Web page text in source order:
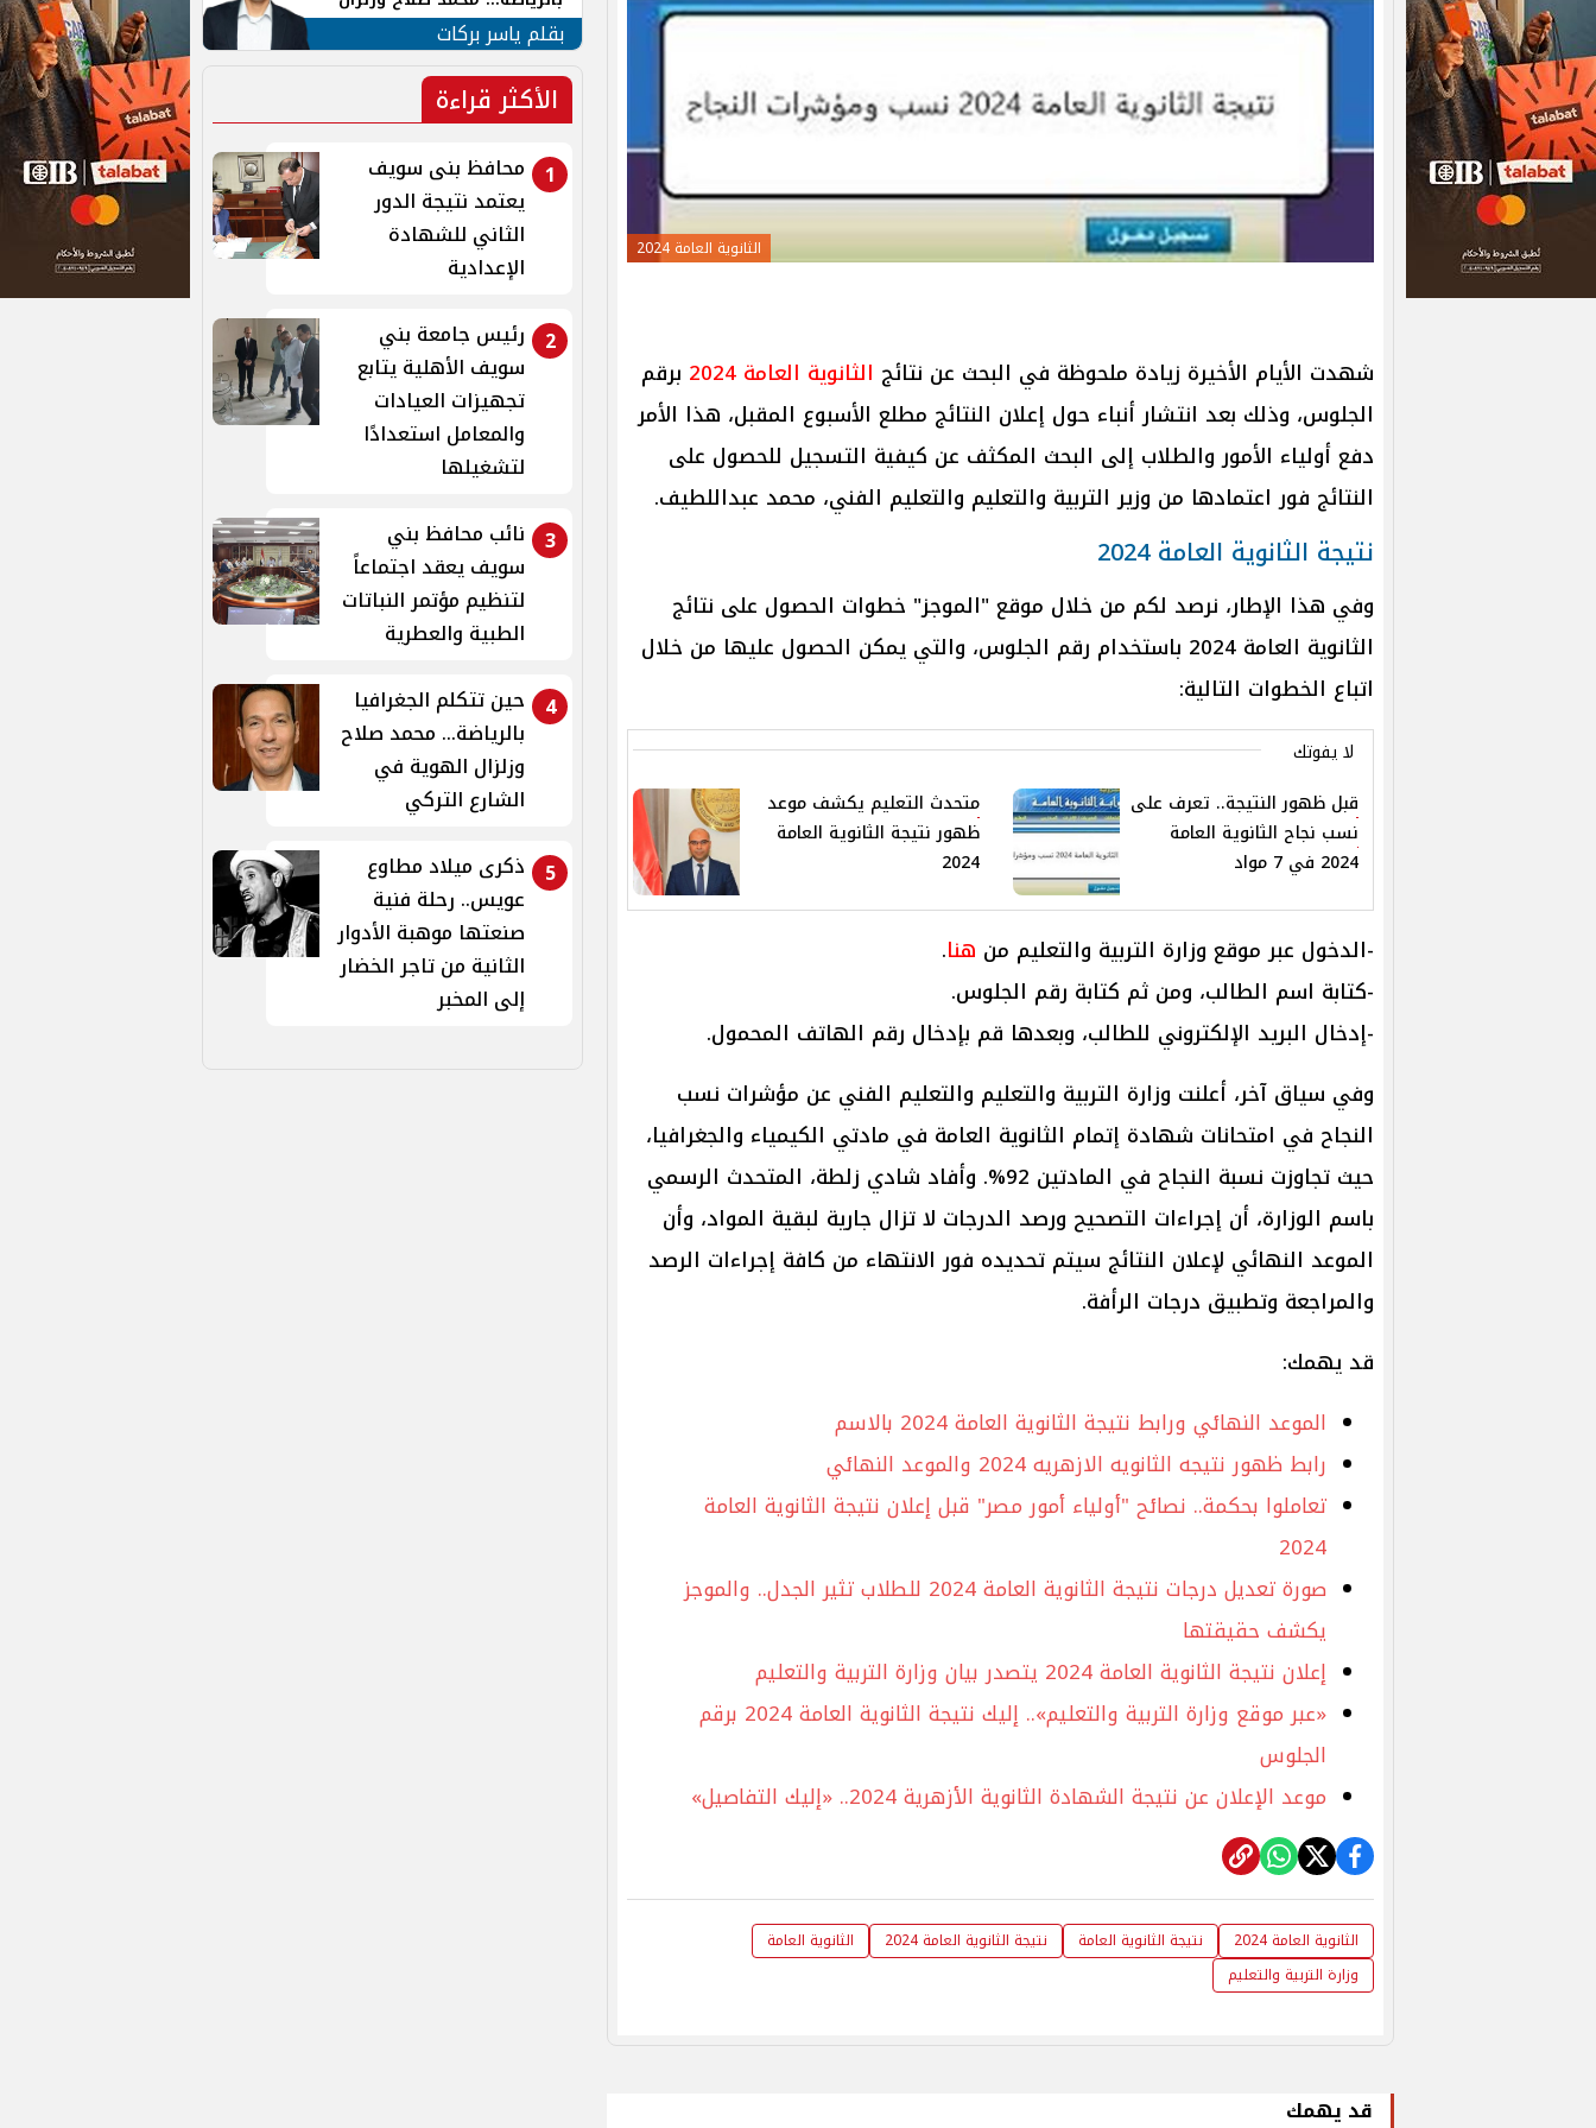
الثانوية العامة 2024
شهدت الأيام الأخيرة زيادة ملحوظة في البحث عن نتائج الثانوية العامة 2024
برقم
الجلوس، وذلك بعد انتشار أنباء حول إعلان النتائج مطلع الأسبوع المقبل، هذا الأمر
دفع أولياء الأمور والطلاب إلى البحث المكثف عن كيفية التسجيل للحصول على
النتائج فور اعتمادها من وزير التربية والتعليم والتعليم الفني، محمد عبداللطيف.
نتيجة الثانوية العامة 2024
وفي هذا الإطار، نرصد لكم من خلال موقع "الموجز" خطوات الحصول على نتائج
الثانوية العامة 2024 باستخدام رقم الجلوس، والتي يمكن الحصول عليها من خلال
اتباع الخطوات التالية:
لا يفوتك
قبل ظهور النتيجة.. تعرف على
نسب نجاح الثانوية العامة
2024 في 7 مواد
متحدث التعليم يكشف موعد
ظهور نتيجة الثانوية العامة
2024
-الدخول عبر موقع وزارة التربية والتعليم من هنا.
-كتابة اسم الطالب، ومن ثم كتابة رقم الجلوس.
-إدخال البريد الإلكتروني للطالب، وبعدها قم بإدخال رقم الهاتف المحمول.
وفي سياق آخر، أعلنت وزارة التربية والتعليم والتعليم الفني عن مؤشرات نسب
النجاح في امتحانات شهادة إتمام الثانوية العامة في مادتي الكيمياء والجغرافيا،
حيث تجاوزت نسبة النجاح في المادتين 92%. وأفاد شادي زلطة، المتحدث الرسمي
باسم الوزارة، أن إجراءات التصحيح ورصد الدرجات لا تزال جارية لبقية المواد، وأن
الموعد النهائي لإعلان النتائج سيتم تحديده فور الانتهاء من كافة إجراءات الرصد
والمراجعة وتطبيق درجات الرأفة.
قد يهمك:
الموعد النهائي ورابط نتيجة الثانوية العامة 2024 بالاسم
رابط ظهور نتيجه الثانويه الازهريه 2024 والموعد النهائي
تعاملوا بحكمة.. نصائح "أولياء أمور مصر" قبل إعلان نتيجة الثانوية العامة
2024
صورة تعديل درجات نتيجة الثانوية العامة 2024 للطلاب تثير الجدل.. والموجز
يكشف حقيقتها
إعلان نتيجة الثانوية العامة 2024 يتصدر بيان وزارة التربية والتعليم
«عبر موقع وزارة التربية والتعليم».. إليك نتيجة الثانوية العامة 2024 برقم
الجلوس
موعد الإعلان عن نتيجة الشهادة الثانوية الأزهرية 2024.. «إليك التفاصيل»
الثانوية العامة 2024 نتيجة الثانوية العامة نتيجة الثانوية العامة 2024
الثانوية العامة
وزارة التربية والتعليم
قد يهمك
الهوية في الشارع التركي
بقلم ياسر بركات
الأكثر قراءة
1
محافظ بنى سويف
يعتمد نتيجة الدور
الثاني للشهادة
الإعدادية
2
رئيس جامعة بني
سويف الأهلية يتابع
تجهيزات العيادات
والمعامل استعدادًا
لتشغيلها
3 نائب محافظ بني
سويف يعقد اجتماعاً
لتنظيم مؤتمر النباتات
الطبية والعطرية
4
حين تتكلم الجغرافيا
بالرياضة... محمد صلاح
وزلزال الهوية في
الشارع التركي
5
ذكرى ميلاد مطاوع
عويس.. رحلة فنية
صنعتها موهبة الأدوار
الثانية من تاجر الخضار
إلى المخبر